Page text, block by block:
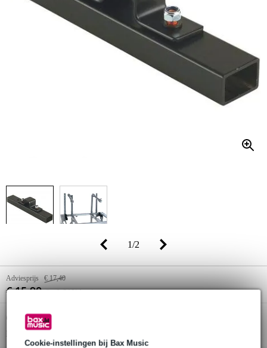
Cookie-instellingen bij Bax Music
1/2
Adviesprijs € 17,40
€ 15,90 (incl. 21% btw)
Online voorraadstatus:
Nog 1 stuk op voorraad in ons magazijn